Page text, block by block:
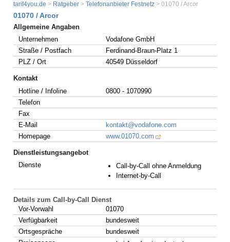
tarif4you.de > Ratgeber > Telefonanbieter Festnetz > 01070 / Arcor
01070 / Arcor
Allgemeine Angaben
Unternehmen
Vodafone GmbH
Straße / Postfach
Ferdinand-Braun-Platz 1
PLZ / Ort
40549 Düsseldorf
Kontakt
Hotline / Infoline
0800 - 1070990
Telefon
Fax
E-Mail
kontakt@vodafone.com
Homepage
www.01070.com
Dienstleistungsangebot
Dienste
Call-by-Call ohne Anmeldung
Internet-by-Call
Details zum Call-by-Call Dienst
Vor-Vorwahl
01070
Verfügbarkeit
bundesweit
Ortsgespräche
bundesweit